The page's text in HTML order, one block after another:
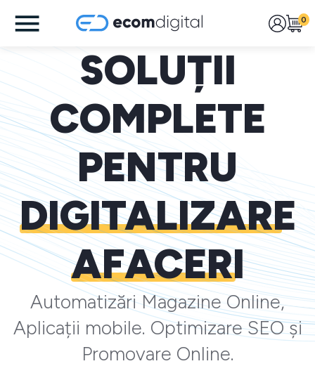
0
SOLUȚII
COMPLETE
PENTRU
DIGITALIZARE
AFACERI
Automatizări Magazine Online,
Aplicații mobile. Optimizare SEO și
Promovare Online.